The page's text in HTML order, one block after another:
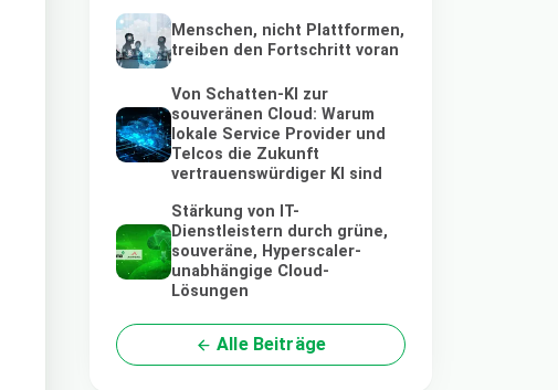
Menschen, nicht Plattformen,
treiben den Fortschritt voran
Von Schatten-KI zur
souveränen Cloud: Warum
lokale Service Provider und
Telcos die Zukunft
vertrauenswürdiger KI sind
Stärkung von IT-
Dienstleistern durch grüne,
souveräne, Hyperscaler-
unabhängige Cloud-
Lösungen
Alle Beiträge